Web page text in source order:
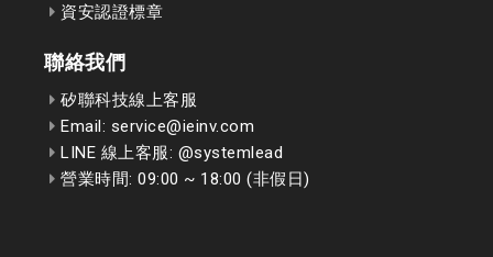
資安認證標章
聯絡我們
矽聯科技線上客服
Email: service@ieinv.com
LINE 線上客服: @systemlead
營業時間: 09:00 ~ 18:00 (非假日)